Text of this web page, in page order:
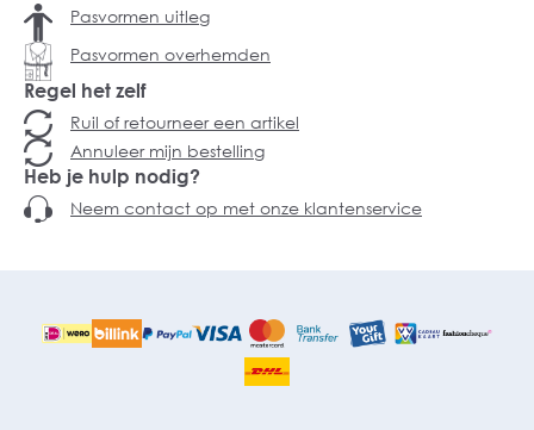
Pasvormen uitleg
Pasvormen overhemden
Regel het zelf
Ruil of retourneer een artikel
Annuleer mijn bestelling
Heb je hulp nodig?
Neem contact op met onze klantenservice